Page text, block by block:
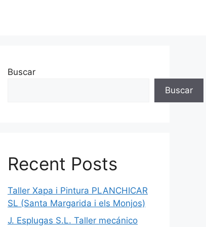
Buscar
Buscar
Recent Posts
Taller Xapa i Pintura PLANCHICAR
SL (Santa Margarida i els Monjos)
J. Esplugas S.L. Taller mecánico